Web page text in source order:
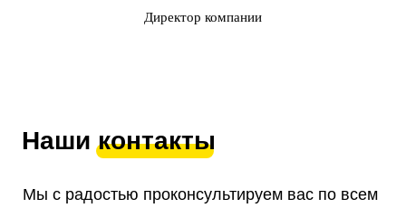
Директор компании